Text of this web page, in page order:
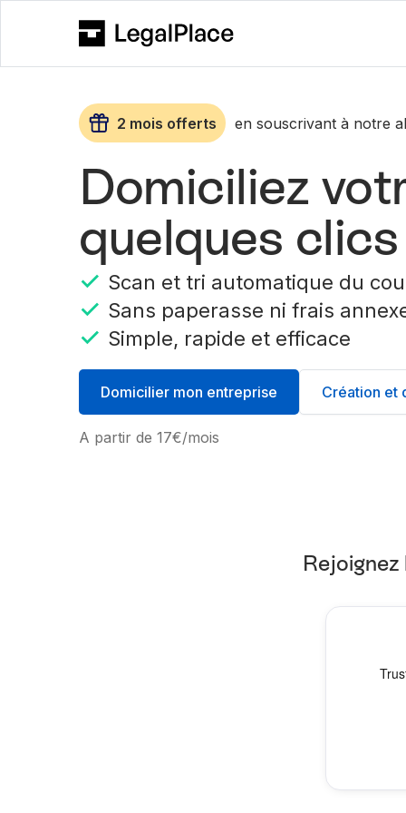
2 mois offerts en souscrivant à notre
Domiciliez
quelques clics
Scan et tri automatique du
Sans paperasse ni frais
Simple, rapide et efficace
Domicilier mon entreprise Création et
A partir de 17€/mois